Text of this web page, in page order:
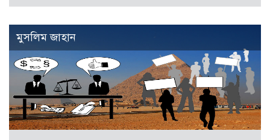
মুসলিম জাহান